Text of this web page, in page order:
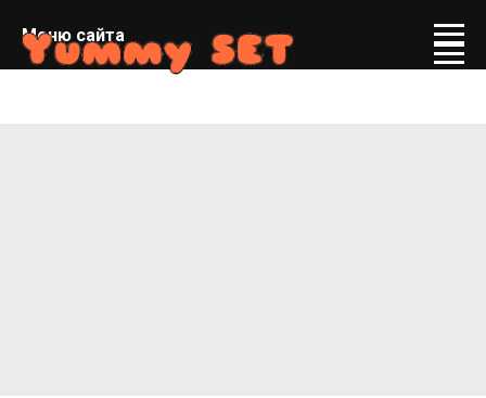
Меню сайта